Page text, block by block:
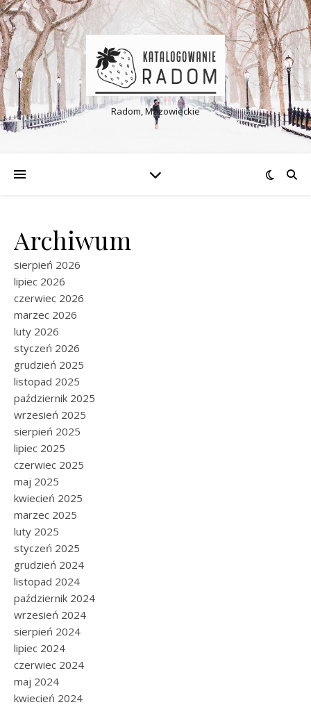
Radom, Mazowieckie
Archiwum
sierpień 2026
lipiec 2026
czerwiec 2026
marzec 2026
luty 2026
styczeń 2026
grudzień 2025
listopad 2025
październik 2025
wrzesień 2025
sierpień 2025
lipiec 2025
czerwiec 2025
maj 2025
kwiecień 2025
marzec 2025
luty 2025
styczeń 2025
grudzień 2024
listopad 2024
październik 2024
wrzesień 2024
sierpień 2024
lipiec 2024
czerwiec 2024
maj 2024
kwiecień 2024